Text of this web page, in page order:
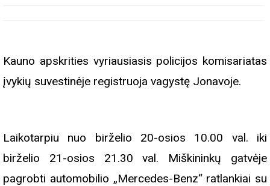
Kauno apskrities vyriausiasis policijos komisariatas
įvykių suvestinėje registruoja vagystę Jonavoje.
Laikotarpiu nuo birželio 20-osios 10.00 val. iki
birželio 21-osios 21.30 val. Miškininkų gatvėje
pagrobti automobilio „Mercedes-Benz“ ratlankiai su